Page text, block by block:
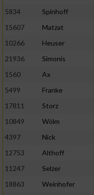
5834
Spinhoff
15607
Matzat
10266
Heuser
21936
Simonis
1560
Ax
5499
Franke
17811
Storz
10849
Wölm
4397
Nick
12753
Althoff
11247
Selzer
18863
Weinhofer